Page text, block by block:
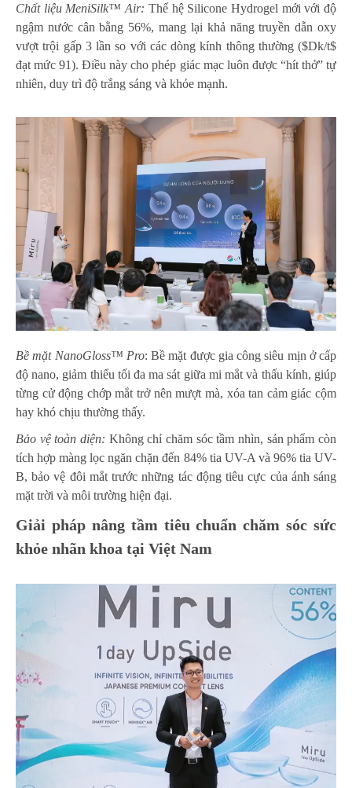
Chất liệu MeniSilk™ Air: Thế hệ Silicone Hydrogel mới với độ
ngậm nước cân bằng 56%, mang lại khả năng truyền dẫn oxy
vượt trội gấp 3 lần so với các dòng kính thông thường ($Dk/t$
đạt mức 91). Điều này cho phép giác mạc luôn được “hít thở” tự
nhiên, duy trì độ trắng sáng và khỏe mạnh.
Bề mặt NanoGloss™ Pro: Bề mặt được gia công siêu mịn ở cấp
độ nano, giảm thiểu tối đa ma sát giữa mi mắt và thấu kính, giúp
từng cử động chớp mắt trở nên mượt mà, xóa tan cảm giác cộm
hay khó chịu thường thấy.
Bảo vệ toàn diện: Không chỉ chăm sóc tầm nhìn, sản phẩm còn
tích hợp màng lọc ngăn chặn đến 84% tia UV-A và 96% tia UV-
B, bảo vệ đôi mắt trước những tác động tiêu cực của ánh sáng
mặt trời và môi trường hiện đại.
Giải pháp nâng tầm tiêu chuẩn chăm sóc sức
khỏe nhãn khoa tại Việt Nam